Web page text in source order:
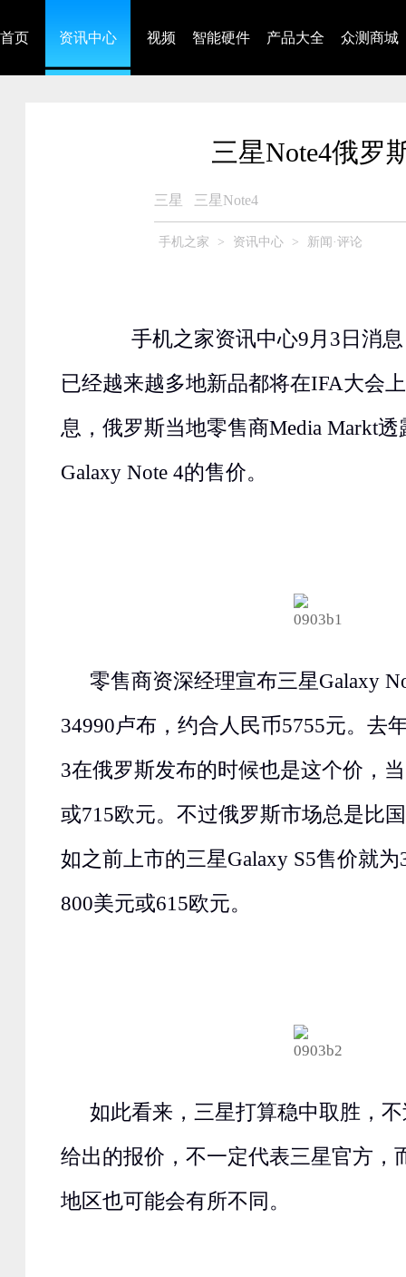
首页 资讯中心 视频 智能硬件 产品大全 众测商城
三星Note4俄罗
三星 三星Note4
手机之家 > 资讯中心 > 新闻·评论
手机之家资讯中心9月3日消息
已经越来越多地新品都将在IFA大会
息，俄罗斯当地零售商Media Markt
Galaxy Note 4的售价。
零售商资深经理宣布三星Galaxy
34990卢布，约合人民币5755元。去
3在俄罗斯发布的时候也是这个价，
或715欧元。不过俄罗斯市场总是比
如之前上市的三星Galaxy S5售价就
800美元或615欧元。
如此看来，三星打算稳中取胜，
给出的报价，不一定代表三星官方，
地区也可能会有所不同。